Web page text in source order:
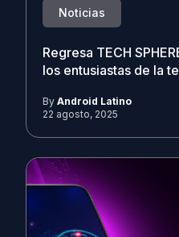
Noticias
Regresa TECH
los entusiastas de la
By Android Latino
22 agosto, 2025